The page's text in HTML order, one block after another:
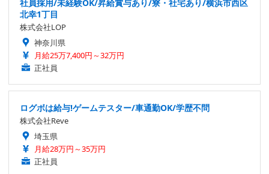
社員採用/未経験OK/昇給賞与あり/寮・社宅あり/横浜市西区
北幸1丁目
株式会社LOP
神奈川県
月給25万7,400円～32万円
正社員
ログボは給与!ゲームテスター/車通勤OK/学歴不問
株式会社Reve
埼玉県
月給28万円～35万円
正社員